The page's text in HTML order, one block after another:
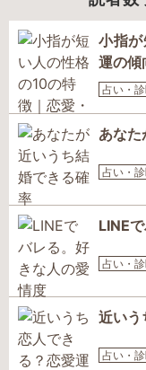
小指
運の傾
占い・
あなた
占い・
LINE
占い・
近いう
占い・